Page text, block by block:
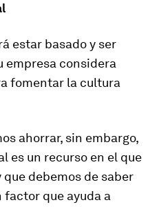
estar basado y ser
empresa considera
fomentar la cultura
ahorrar, sin embargo,
es un recurso en el que
debemos de saber
factor que ayuda a